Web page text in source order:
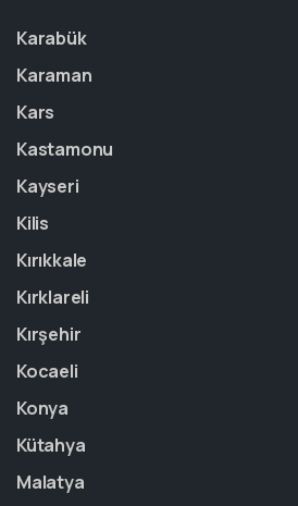
Karabük
Karaman
Kars
Kastamonu
Kayseri
Kilis
Kırıkkale
Kırklareli
Kırşehir
Kocaeli
Konya
Kütahya
Malatya